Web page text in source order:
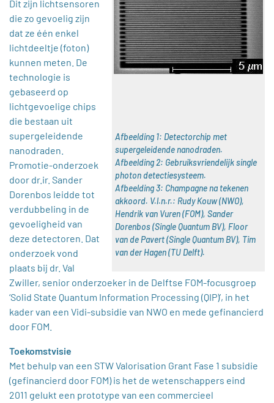
Afbeelding 1: Detectorchip met
supergeleidende nanodraden.
Afbeelding 2: Gebruiksvriendelijk single
photon detectiesysteem.
Afbeelding 3: Champagne na tekenen
akkoord. V.l.n.r.: Rudy Kouw (NWO),
Hendrik van Vuren (FOM), Sander
Dorenbos (Single Quantum BV), Floor
van de Pavert (Single Quantum BV), Tim
van der Hagen (TU Delft).
Dit zijn lichtsensoren
die zo gevoelig zijn
dat ze één enkel
lichtdeeltje (foton)
kunnen meten. De
technologie is
gebaseerd op
lichtgevoelige chips
die bestaan uit
supergeleidende
nanodraden.
Promotie-onderzoek
door dr.ir. Sander
Dorenbos leidde tot
verdubbeling in de
gevoeligheid van
deze detectoren. Dat
onderzoek vond
plaats bij dr. Val
Zwiller, senior onderzoeker in de Delftse FOM-focusgroep
‘Solid State Quantum Information Processing (QIP)’, in het
kader van een Vidi-subsidie van NWO en mede gefinancierd
door FOM.
Toekomstvisie
Met behulp van een STW Valorisation Grant Fase 1 subsidie
(gefinancierd door FOM) is het de wetenschappers eind
2011 gelukt een prototype van een commercieel